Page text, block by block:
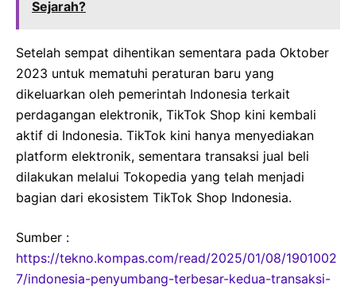
Sejarah?
Setelah sempat dihentikan sementara pada Oktober
2023 untuk mematuhi peraturan baru yang
dikeluarkan oleh pemerintah Indonesia terkait
perdagangan elektronik, TikTok Shop kini kembali
aktif di Indonesia. TikTok kini hanya menyediakan
platform elektronik, sementara transaksi jual beli
dilakukan melalui Tokopedia yang telah menjadi
bagian dari ekosistem TikTok Shop Indonesia.
Sumber :
https://tekno.kompas.com/read/2025/01/08/1901002
7/indonesia-penyumbang-terbesar-kedua-transaksi-